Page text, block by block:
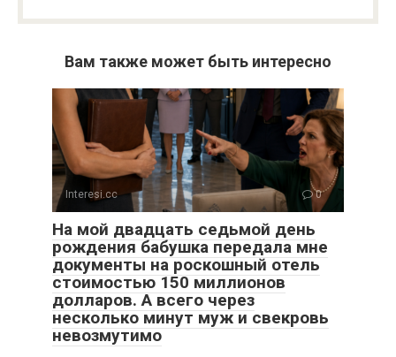
Вам также может быть интересно
Interesi.cc 0
На мой двадцать седьмой день
рождения бабушка передала мне
документы на роскошный отель
стоимостью 150 миллионов
долларов. А всего через
несколько минут муж и свекровь
невозмутимо